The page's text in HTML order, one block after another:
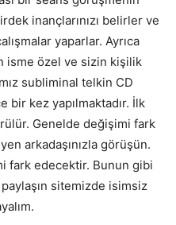
inançlarınızı belirler ve
yaparlar. Ayrıca
isme özel ve sizin kişilik
subliminal telkin CD
bir kez yapılmaktadır. İlk
Genelde değişimi fark
arkadaşınızla görüşün.
fark edecektir. Bunun gibi
sitemizde isimsiz